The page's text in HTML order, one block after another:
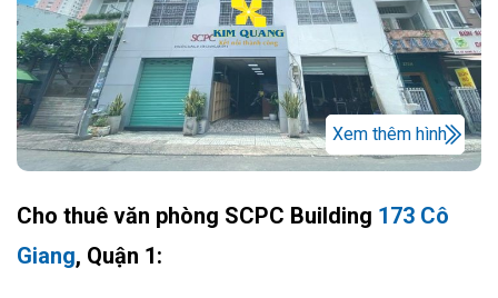
Xem thêm hình
Cho thuê văn phòng SCPC Building 173 Cô
Giang, Quận 1: